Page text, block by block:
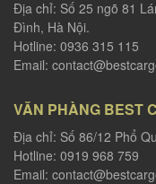
Địa chỉ: Số 25 ngõ 81
Đình, Hà Nội.
Hotline: 0936 315 115
Email:
VĂN PHÀNG BEST
Địa chỉ: Số 86/12 Phổ
Hotline: 0919 968 759
Email: